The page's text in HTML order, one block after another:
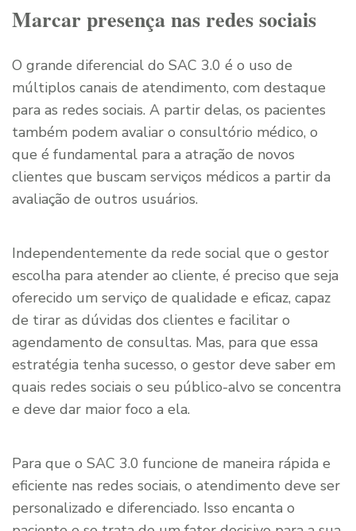
Marcar presença nas redes sociais
O grande diferencial do SAC 3.0 é o uso de
múltiplos canais de atendimento, com destaque
para as redes sociais. A partir delas, os pacientes
também podem avaliar o consultório médico, o
que é fundamental para a atração de novos
clientes que buscam serviços médicos a partir da
avaliação de outros usuários.
Independentemente da rede social que o gestor
escolha para atender ao cliente, é preciso que seja
oferecido um serviço de qualidade e eficaz, capaz
de tirar as dúvidas dos clientes e facilitar o
agendamento de consultas. Mas, para que essa
estratégia tenha sucesso, o gestor deve saber em
quais redes sociais o seu público-alvo se concentra
e deve dar maior foco a ela.
Para que o SAC 3.0 funcione de maneira rápida e
eficiente nas redes sociais, o atendimento deve ser
personalizado e diferenciado. Isso encanta o